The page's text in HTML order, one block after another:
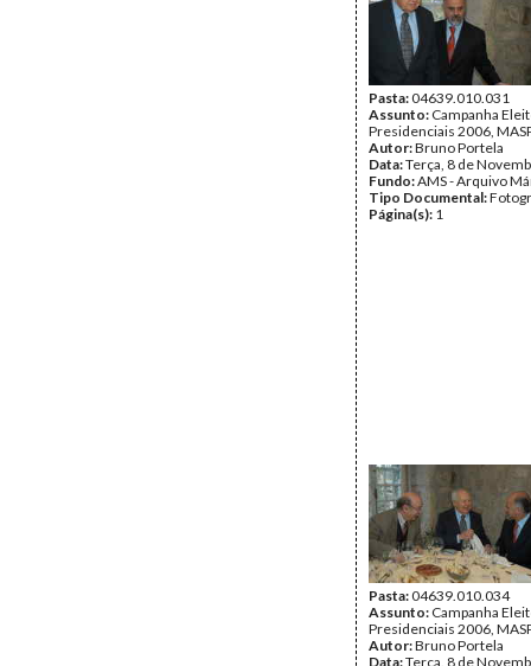
Pasta:04639.010.031
Assunto: Campanha
Presidenciais 2006,
Autor:Bruno Portela
Data:Terça, 8 de
Fundo:AMS - Arquivo
Tipo Documental:
Página(s): 1
Pasta:04639.010.034
Assunto: Campanha
Presidenciais 2006,
Autor:Bruno Portela
Data:Terça, 8 de